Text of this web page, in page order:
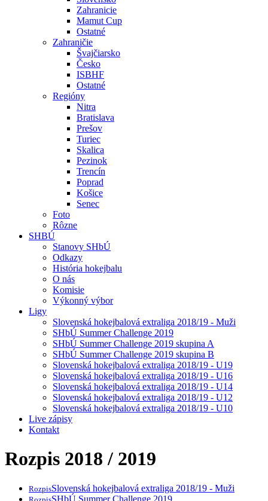
Zahranicie
Mamut Cup
Ostatné
Zahraničie
Švajčiarsko
Česko
ISBHF
Ostatné
Regióny
Nitra
Bratislava
Prešov
Turiec
Skalica
Pezinok
Trencín
Poprad
Košice
Senec
Foto
Rôzne
SHBÚ
Stanovy SHbÚ
Odkazy
História hokejbalu
O nás
Komisie
Výkonný výbor
Ligy
Slovenská hokejbalová extraliga 2018/19 - Muži
SHbÚ Summer Challenge 2019
SHbÚ Summer Challenge 2019 skupina A
SHbÚ Summer Challenge 2019 skupina B
Slovenská hokejbalová extraliga 2018/19 - U19
Slovenská hokejbalová extraliga 2018/19 - U16
Slovenská hokejbalová extraliga 2018/19 - U14
Slovenská hokejbalová extraliga 2018/19 - U12
Slovenská hokejbalová extraliga 2018/19 - U10
Live zápisy
Kontakt
Rozpis 2018 / 2019
RozpisSlovenská hokejbalová extraliga 2018/19 - Muži
SHbÚ Summer Challenge 2019